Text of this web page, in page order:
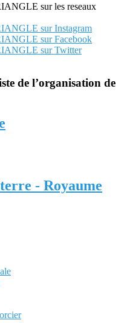
sur les reseaux
sur Instagram
sur Facebook
sur Twitter
de l’organisation de
- Royaume